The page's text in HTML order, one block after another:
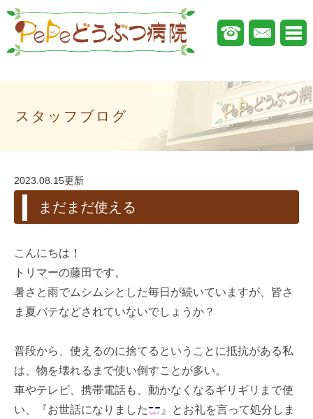
スタッフブログ
2023.08.15更新
まだまだ使える
こんにちは！
トリマーの藤田です。
暑さと雨でムシムシとした毎日が続いていますが、皆さ
ま夏バテなどされていないでしょうか？
普段から、使えるのに捨てるということに抵抗がある私
は、物を壊れるまで使い倒すことが多い。
車やテレビ、携帯電話も、動かなくなるギリギリまで使
い、『お世話になりました
』とお礼を言って処分しま